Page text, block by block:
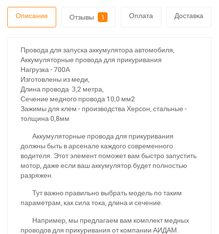
Описание Отзывы 1 Оплата Доставка
Провода для запуска аккумулятора автомобиля,
Аккумуляторные провода для прикуривания
Нагрузка - 700А
Изготовлены из меди,
Длина провода 3,2 метра,
Сечение медного провода 10,0 мм2
Зажимы для клем - производства Херсон, стальные -
толщина 0,8мм
Аккумуляторные провода для прикуривания
должны быть в арсенале каждого современного
водителя. Этот элемент поможет вам быстро запустить
мотор, даже если ваш аккумулятор будет полностью
разряжен.
Тут важно правильно выбрать модель по таким
параметрам, как сила тока, длина и сечение.
Например, мы предлагаем вам комплект медных
проводов для прикуривания от компании АИДАМ.